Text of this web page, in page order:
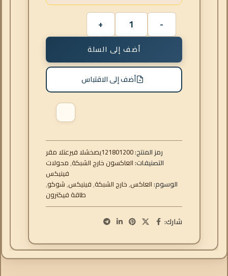
أضف إلى السلة
أضف إلى الاقتباس
رمز المنتج: رقم التعريف الشخصي121801200
التصنيفات:العاكسون خارج الشبكة,محولات
فينيكس
الوسوم:العاكس,خارج الشبكة,فينيكس,شوكو,
طاقة فيكترون
شارك: